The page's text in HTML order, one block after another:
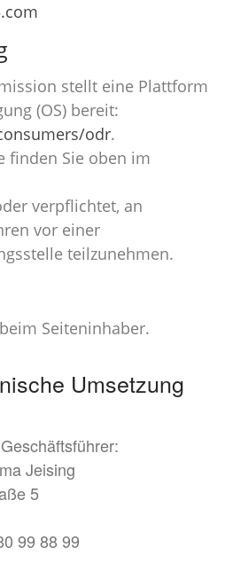
stellt eine Plattform
(OS) bereit:
odr.
finden Sie oben im
verpflichtet, an
vor einer
teilzunehmen.
Seiteninhaber.
Umsetzung
Jeising
5
99 88 99